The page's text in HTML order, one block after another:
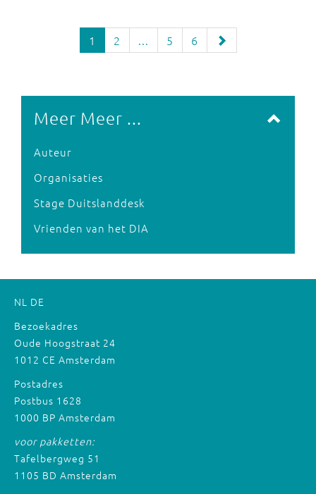
1 2 ... 5 6
Meer Meer ...
Auteur
Organisaties
Stage Duitslanddesk
Vrienden van het DIA
NL DE
Bezoekadres
Oude Hoogstraat 24
1012 CE Amsterdam
Postadres
Postbus 1628
1000 BP Amsterdam
voor pakketten:
Tafelbergweg 51
1105 BD Amsterdam